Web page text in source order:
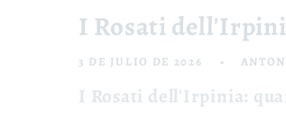
I Rosati
3 DE JULIO DE 2026
I Rosati dell'Irpinia: